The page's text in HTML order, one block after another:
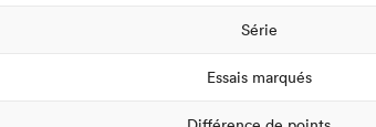
Série
Essais marqués